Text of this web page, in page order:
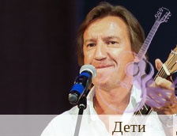
Дети